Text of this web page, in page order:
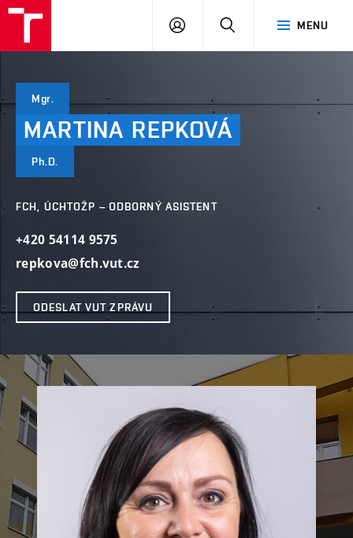
MENU
PŘIHLÁSIT
Mgr.
MARTINA REPKOVÁ
Ph.D.
FCH, ÚCHTOŽP – ODBORNÝ ASISTENT
+420 54114 9575
repkova@fch.vut.cz
ODESLAT VUT ZPRÁVU